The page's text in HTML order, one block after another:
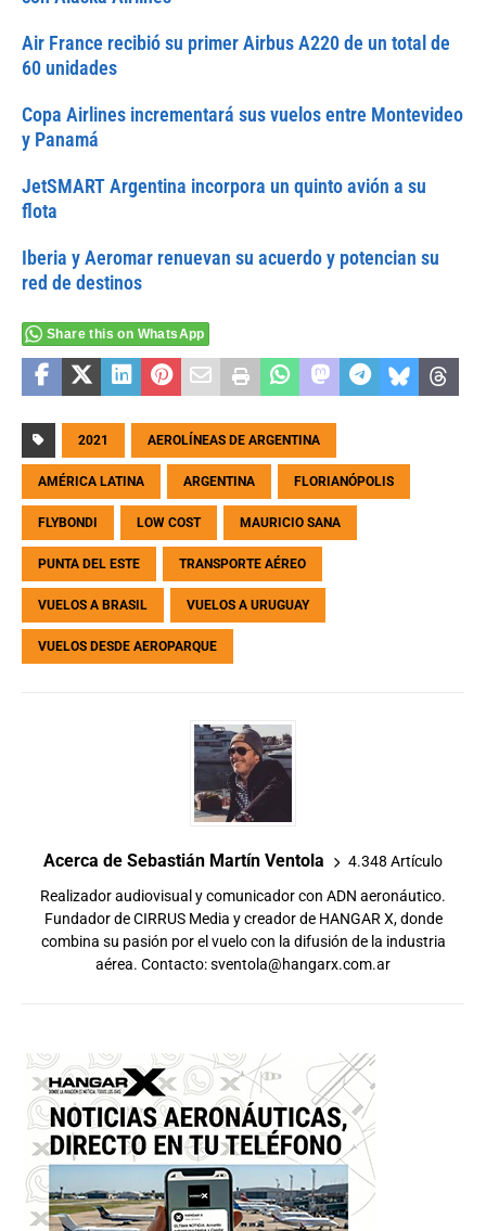
Air France recibió su primer Airbus A220 de un total de
60 unidades
Copa Airlines incrementará sus vuelos entre Montevideo
y Panamá
JetSMART Argentina incorpora un quinto avión a su
flota
Iberia y Aeromar renuevan su acuerdo y potencian su
red de destinos
Share this on WhatsApp
2021 AEROLÍNEAS DE ARGENTINA
AMÉRICA LATINA ARGENTINA FLORIANÓPOLIS
FLYBONDI LOW COST MAURICIO SANA
PUNTA DEL ESTE TRANSPORTE AÉREO
VUELOS A BRASIL VUELOS A URUGUAY
VUELOS DESDE AEROPARQUE
Acerca de Sebastián Martín Ventola 4.348 Artículo
Realizador audiovisual y comunicador con ADN aeronáutico.
Fundador de CIRRUS Media y creador de HANGAR X, donde
combina su pasión por el vuelo con la difusión de la industria
aérea. Contacto:sventola@hangarx.com.ar